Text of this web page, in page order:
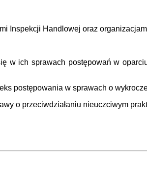
Inspekcji Handlowej oraz
w ich sprawach postępowań w
postępowania w sprawach o
o przeciwdziałaniu nieuczciwym